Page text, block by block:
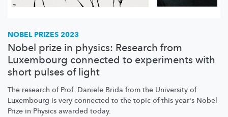
NOBEL PRIZES 2023
Nobel prize in physics: Research from
Luxembourg connected to experiments with
short pulses of light
The research of Prof. Daniele Brida from the University of
Luxembourg is very connected to the topic of this year's Nobel
Prize in Physics awarded today.